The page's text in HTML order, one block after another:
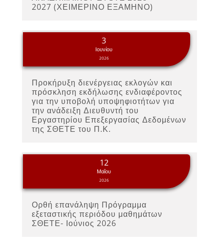
2027 (ΧΕΙΜΕΡΙΝΟ ΕΞΑΜΗΝΟ)
Προκήρυξη διενέργειας εκλογών και
πρόσκληση εκδήλωσης ενδιαφέροντος
για την υποβολή υποψηφιοτήτων για
την ανάδειξη Διευθυντή του
Εργαστηρίου Επεξεργασίας Δεδομένων
της ΣΘΕΤΕ του Π.Κ.
3
Ιουνίου
2026
Ορθή επανάληψη Πρόγραμμα
εξεταστικής περιόδου μαθημάτων
ΣΘΕΤΕ- Ιούνιος 2026
12
Μαΐου
2026